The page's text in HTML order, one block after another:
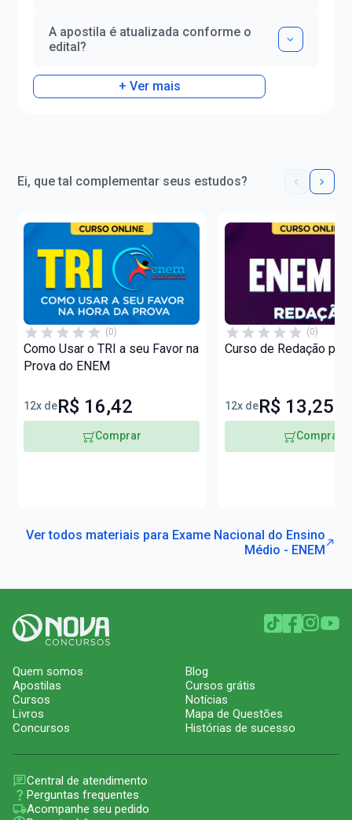
A apostila é atualizada conforme o
edital?
+ Ver mais
Ei, que tal complementar seus estudos?
(0)
Como Usar o TRI a seu Favor na
Prova do ENEM
12x deR$ 16,42
Comprar
(0)
Curso de Redação
12x deR$ 13,25
Comprar
Ver todos materiais para Exame Nacional do Ensino
Médio - ENEM
Quem somos
Apostilas
Cursos
Livros
Concursos
Blog
Cursos grátis
Notícias
Mapa de Questões
Histórias de sucesso
Central de atendimento
Perguntas frequentes
Acompanhe seu pedido